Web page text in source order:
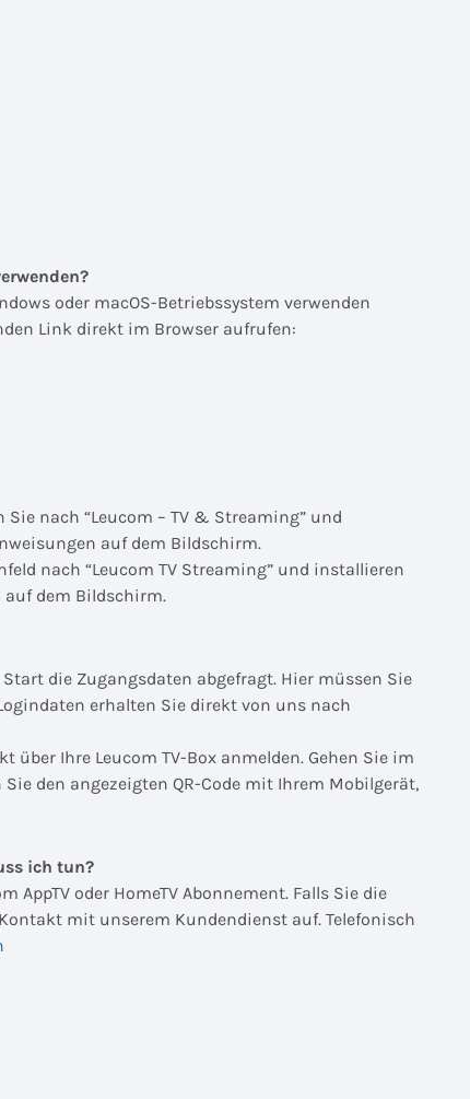
oder macOS-Betriebssystem verwenden
Link direkt im Browser aufrufen:
Sie nach “Leucom – TV & Streaming” und
auf dem Bildschirm.
nach “Leucom TV Streaming” und installieren
auf dem Bildschirm.
die Zugangsdaten abgefragt. Hier müssen Sie
erhalten Sie direkt von uns nach
Ihre Leucom TV-Box anmelden. Gehen Sie im
den angezeigten QR-Code mit Ihrem Mobilgerät,
ich tun?
AppTV oder HomeTV Abonnement. Falls Sie die
mit unserem Kundendienst auf. Telefonisch